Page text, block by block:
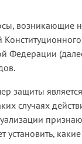
возникающие
Федерации
защиты
случаях
установить,